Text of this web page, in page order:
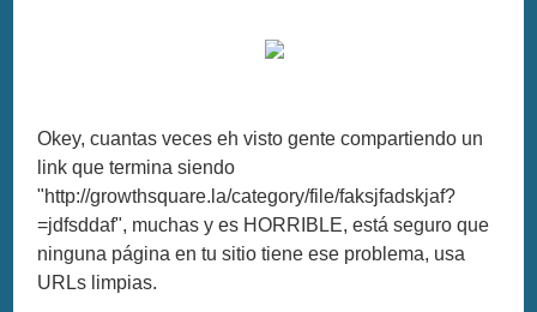
Okey, cuantas veces eh visto gente compartiendo un
link que termina siendo
"http://growthsquare.la/category/file/faksjfadskjaf?
=jdfsddaf", muchas y es HORRIBLE, está seguro que
ninguna página en tu sitio tiene ese problema, usa
URLs limpias.